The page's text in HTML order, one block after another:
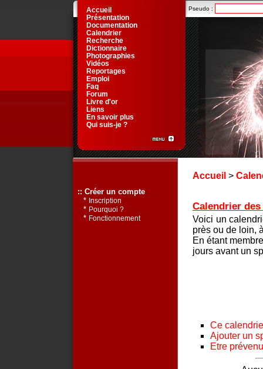
Accueil >
Calendrier
Voici un
près ou de loin,
En étant
jours avant un
Ce
Ajouter un
Etre
Pseudo :
Accueil
Présentation
Documentation
Calendrier
Recherche
Dictionnaire
Photographies
Vidéos
Reportages
Emploi
Faq
Forum
Livre d'or
Liens
En savoir plus
Qui suis-je ?
:: Créer un compte
* Inscription
* Pourquoi ?
* Fonctionnement